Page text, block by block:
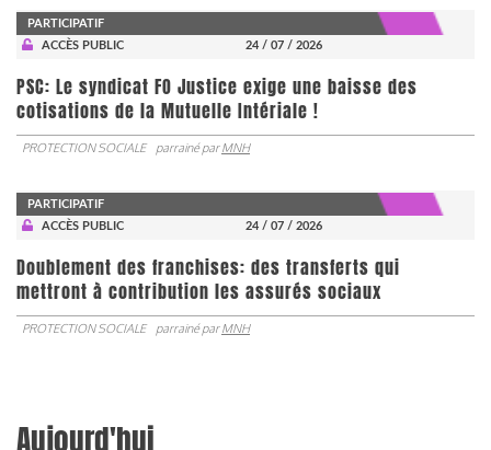
PARTICIPATIF
ACCÈS PUBLIC
24 / 07 / 2026
PSC: Le syndicat FO Justice exige une baisse des
cotisations de la Mutuelle Intériale !
PROTECTION SOCIALE parrainé parMNH
PARTICIPATIF
ACCÈS PUBLIC
24 / 07 / 2026
Doublement des franchises: des transferts qui
mettront à contribution les assurés sociaux
PROTECTION SOCIALE parrainé parMNH
Aujourd'hui